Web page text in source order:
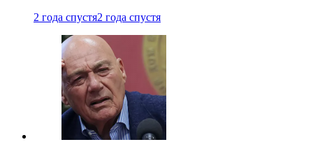
2 года спустя2 года спустя